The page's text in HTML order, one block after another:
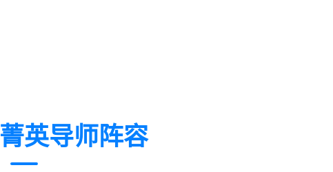
菁英导师阵容